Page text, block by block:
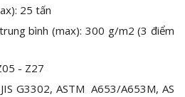
25 tấn
bình (max): 300 g/m2 (3 điểm
- Z27
JIS G3302, ASTM A653/A653M, AS